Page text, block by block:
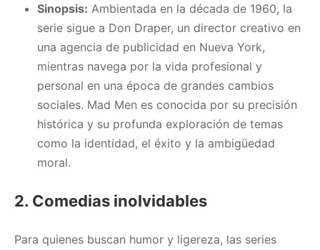
Sinopsis: Ambientada en la década de 1960, la
serie sigue a Don Draper, un director creativo en
una agencia de publicidad en Nueva York,
mientras navega por la vida profesional y
personal en una época de grandes cambios
sociales. Mad Men es conocida por su precisión
histórica y su profunda exploración de temas
como la identidad, el éxito y la ambigüedad
moral.
2. Comedias inolvidables
Para quienes buscan humor y ligereza, las series